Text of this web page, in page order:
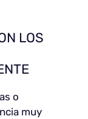
LOS
o
muy